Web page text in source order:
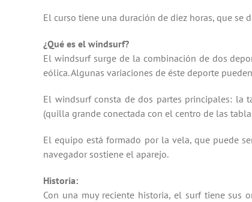
El curso tiene una duración de diez horas, que se
¿Qué es el windsurf?
El windsurf surge de la combinación de dos
eólica.Algunas variaciones de éste deporte
El windsurf consta de dos partes principales: la
(quilla grande conectada con el centro de las
El equipo está formado por la vela, que puede
navegador sostiene el aparejo.
Historia:
Con una muy reciente historia, el surf tiene sus